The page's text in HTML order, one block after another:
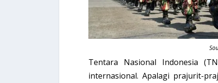
Tentara Nasional Indonesia
internasional. Apalagi prajurit-